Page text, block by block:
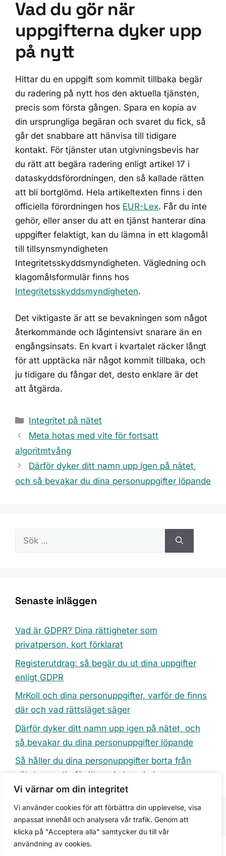
Vi värnar om din integritet
Vi använder cookies för att förbättra din upplevelse, visa
anpassat innehåll och analysera vår trafik. Genom att
klicka på "Acceptera alla" samtycker du till vår
användning av cookies.
Vad du gör när
uppgifterna dyker upp
på nytt
Hittar du en uppgift som kommit tillbaka begär
du radering på nytt hos den aktuella tjänsten,
precis som första gången. Spara en kopia av
din ursprungliga begäran och svaret du fick, så
går det snabbare att hänvisa till tidigare
kontakt. För tjänster utan utgivningsbevis har
du rätt att begära radering enligt artikel 17 i
dataskyddsförordningen, den så kallade rätten
att bli bortglömd. Hela artikeltexten finns i den
officiella förordningen hos EUR-Lex. Får du inte
gehör, eller anser du att en tjänst hanterar dina
uppgifter felaktigt, kan du lämna in ett klagomål
till tillsynsmyndigheten
Integritetsskyddsmyndigheten. Vägledning och
klagomålsformulär finns hos
Integritetsskyddsmyndigheten.
Det viktigaste är att se bevakningen som något
återkommande och lågintensivt snarare än en
engångsinsats. En kvart i kvartalet räcker långt
för att upptäcka när något kommit tillbaka, och
ju tidigare du fångar det, desto enklare är det
att åtgärda.
Kategorier
Integritet på nätet
Meta hotas med vite för fortsatt
algoritmtvång
Därför dyker ditt namn upp igen på nätet,
och så bevakar du dina personuppgifter löpande
Sök
Senaste inläggen
Vad är GDPR? Dina rättigheter som
privatperson, kort förklarat
Registerutdrag: så begär du ut dina uppgifter
enligt GDPR
MrKoll och dina personuppgifter, varför de finns
där och vad rättsläget säger
Därför dyker ditt namn upp igen på nätet, och
så bevakar du dina personuppgifter löpande
Så håller du dina personuppgifter borta från
nätet, en rutin för löpande bevakning